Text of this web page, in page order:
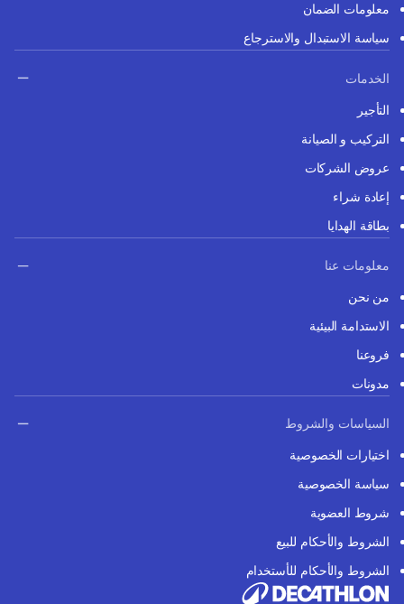
معلومات الضمان
سياسة الاستبدال والاسترجاع
الخدمات
التأجير
التركيب و الصيانة
عروض الشركات
إعادة شراء
بطاقة الهدايا
معلومات عنا
من نحن
الاستدامة البيئية
فروعنا
مدونات
السياسات والشروط
اختيارات الخصوصية
سياسة الخصوصية
شروط العضوية
الشروط والأحكام للبيع
الشروط والأحكام للأستخدام